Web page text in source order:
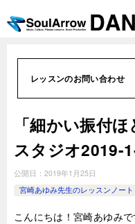
レッスンのお問い合わせ
「細かい振付
スタジオ2019-
公開日： 2019年1月25日
宮崎あゆみ先生のレッスンノート
こんにちは！宮崎あゆみ